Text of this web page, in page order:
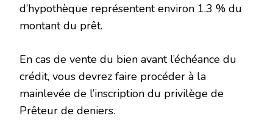
d’hypothèque représentent environ 1.3 % du
montant du prêt.
En cas de vente du bien avant l’échéance du
crédit, vous devrez faire procéder à la
mainlevée de l’inscription du privilège de
Prêteur de deniers.